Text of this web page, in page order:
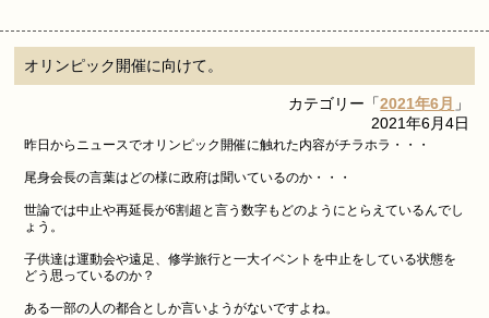
オリンピック開催に向けて。
カテゴリー「2021年6月 」
2021年6月4日
昨日からニュースでオリンピック開催に触れた内容がチラホラ・・・
尾身会長の言葉はどの様に政府は聞いているのか・・・
世論では中止や再延長が6割超と言う数字もどのようにとらえているんでし
ょう。
子供達は運動会や遠足、修学旅行と一大イベントを中止をしている状態を
どう思っているのか？
ある一部の人の都合としか言いようがないですよね。